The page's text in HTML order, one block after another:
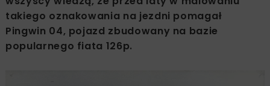
takiego oznakowania na jezdni pomagał
Pingwin 04, pojazd zbudowany na bazie
popularnego fiata 126p.